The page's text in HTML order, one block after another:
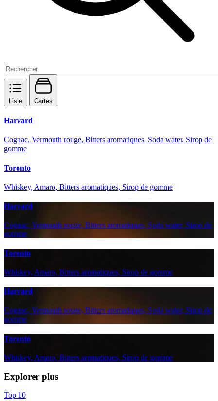
Liste Cartes
Harvard
Cognac, Vermouth rouge, Bitters aromatiques, Soda water, Sirop de
gomme
Toronto
Whiskey, Amaro, Bitters aromatiques, Sirop de gomme
Harvard
Cognac, Vermouth rouge, Bitters aromatiques, Soda water, Sirop de
gomme
Toronto
Whiskey, Amaro, Bitters aromatiques, Sirop de gomme
Harvard
Cognac, Vermouth rouge, Bitters aromatiques, Soda water, Sirop de
gomme
Toronto
Whiskey, Amaro, Bitters aromatiques, Sirop de gomme
Explorer plus
Top 10